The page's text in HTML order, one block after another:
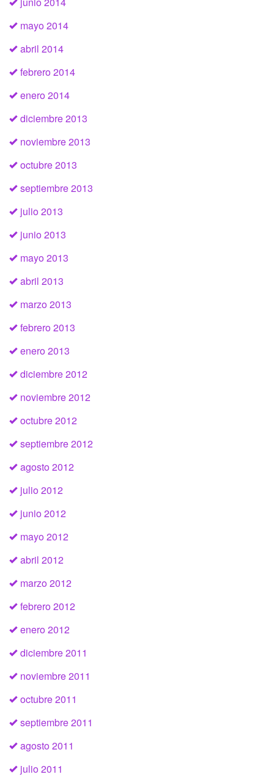
mayo 2014
abril 2014
febrero 2014
enero 2014
diciembre 2013
noviembre 2013
octubre 2013
septiembre 2013
julio 2013
junio 2013
mayo 2013
abril 2013
marzo 2013
febrero 2013
enero 2013
diciembre 2012
noviembre 2012
octubre 2012
septiembre 2012
agosto 2012
julio 2012
junio 2012
mayo 2012
abril 2012
marzo 2012
febrero 2012
enero 2012
diciembre 2011
noviembre 2011
octubre 2011
septiembre 2011
agosto 2011
julio 2011